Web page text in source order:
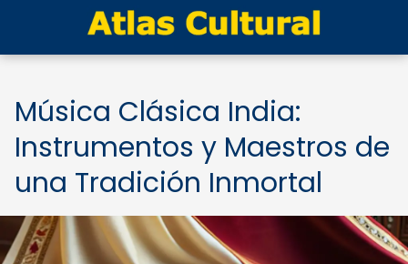
Música Clásica India:
Instrumentos y Maestros de
una Tradición Inmortal